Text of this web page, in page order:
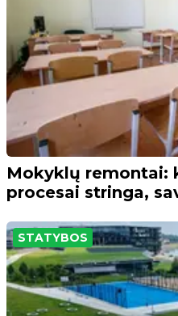
Mokyklų remontai:
procesai stringa,
STATYBOS